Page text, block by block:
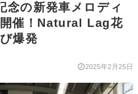
念の新発車メロディ
催！Natural Lag花
爆発
2025年2月25日